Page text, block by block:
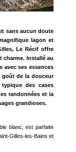
sans aucun doute
lagon et
Le Récif offre
charme. Installé au
avec ses essences
goût de la douceur
des cases
randonnées et la
grandioses.
blanc, est parfaite
Gilles-les-Bains et